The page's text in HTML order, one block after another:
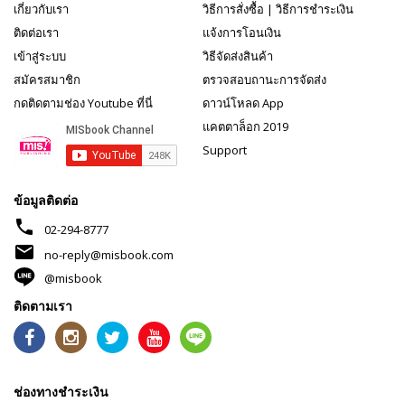
เกี่ยวกับเรา
ติดต่อเรา
เข้าสู่ระบบ
สมัครสมาชิก
กดติดตามช่อง Youtube ที่นี่
วิธีการสั่งซื้อ | วิธีการชำระเงิน
แจ้งการโอนเงิน
วิธีจัดส่งสินค้า
ตรวจสอบถานะการจัดส่ง
ดาวน์โหลด App
แคตตาล็อก 2019
Support
ข้อมูลติดต่อ
phone 02-294-8777
mail
no-reply@misbook.com
@misbook
ติดตามเรา
ช่องทางชำระเงิน